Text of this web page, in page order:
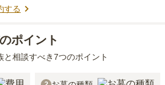
する
ポイント
相談すべき7つのポイント